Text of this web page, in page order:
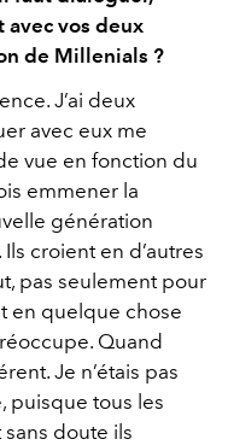
avec vos deux
de Millenials ?
J’ai deux
avec eux me
vue en fonction du
emmener la
génération
croient en d’autres
pas seulement pour
en quelque chose
Quand
Je n’étais pas
puisque tous les
sans doute ils